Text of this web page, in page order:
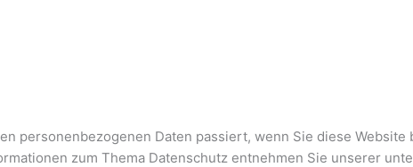
personenbezogenen Daten passiert, wenn Sie diese
zum Thema Datenschutz entnehmen Sie unserer